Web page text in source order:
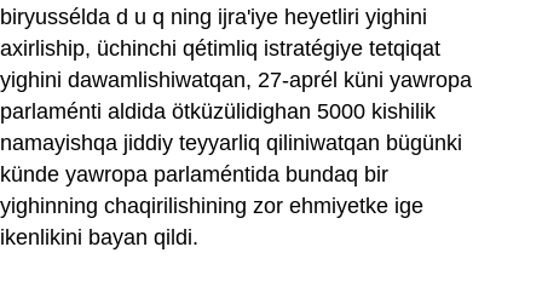
biryussélda d u q ning ijra'iye heyetliri yighini
axirliship, üchinchi qétimliq istratégiye tetqiqat
yighini dawamlishiwatqan, 27-aprél küni yawropa
parlaménti aldida ötküzülidighan 5000 kishilik
namayishqa jiddiy teyyarliq qiliniwatqan bügünki
künde yawropa parlaméntida bundaq bir
yighinning chaqirilishining zor ehmiyetke ige
ikenlikini bayan qildi.